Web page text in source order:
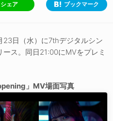
シェア ブックマーク
23日（水）に7thデジタルシン
ス。同日21:00にMVをプレミ
」MV場面写真